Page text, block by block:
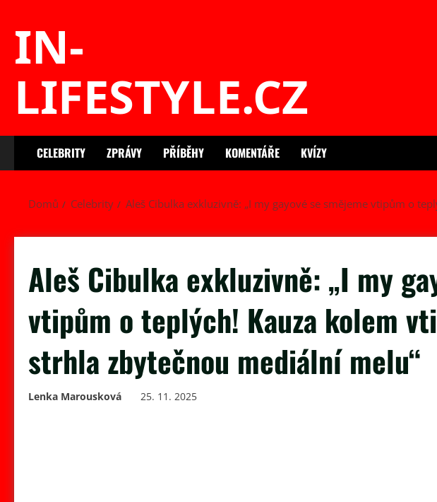
IN-
LIFESTYLE.CZ
CELEBRITY ZPRÁVY PŘÍBĚHY KOMENTÁŘE KVÍZY
Domů Celebrity Aleš Cibulka exkluzivně: „I my gayové se smějeme vtipům o
Aleš Cibulka exkluzivně: „I my
vtipům o teplých! Kauza kolem
strhla zbytečnou mediální melu“
Lenka Marousková 25. 11. 2025